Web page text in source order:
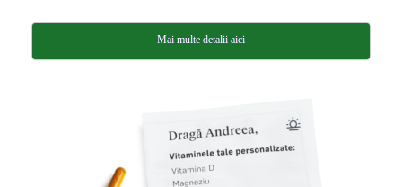
Mai multe detalii aici